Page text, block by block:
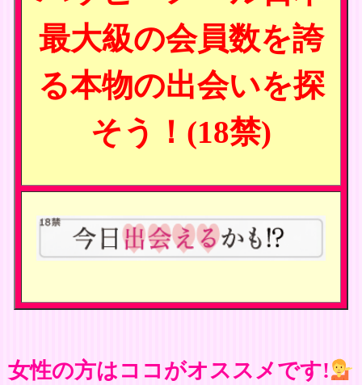
最大級の会員数を誇
る本物の出会いを探
そう！(18禁)
女性の方はココがオススメです!